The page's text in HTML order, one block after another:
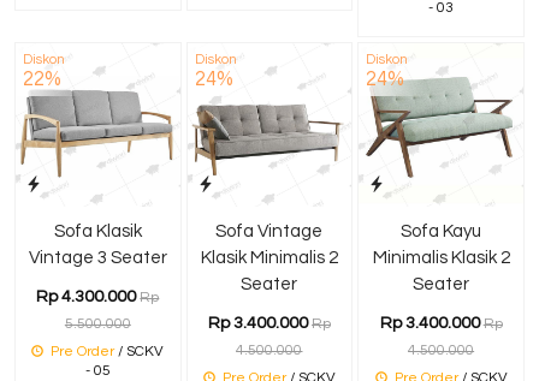
- 03
Diskon
22%
Sofa Klasik
Vintage 3 Seater
Rp 4.300.000 Rp
5.500.000
Pre Order/ SCKV
- 05
Diskon
24%
Sofa Vintage
Klasik Minimalis 2
Seater
Rp 3.400.000 Rp
4.500.000
Diskon
24%
Sofa Kayu
Minimalis Klasik 2
Seater
Rp 3.400.000 Rp
4.500.000